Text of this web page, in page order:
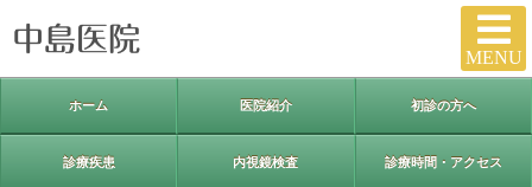
MENU
ホーム 医院紹介 初診の方へ
診療疾患 内視鏡検査 診療時間・アクセス